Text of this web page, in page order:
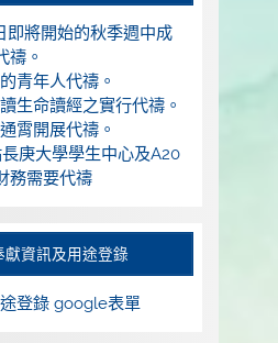
即將開始的秋季週中成
禱。
青年人代禱。
生命讀經之實行代禱。
霄開展代禱。
庚大學學生中心及A20
務需要代禱
資訊及用途登錄
登錄 google表單